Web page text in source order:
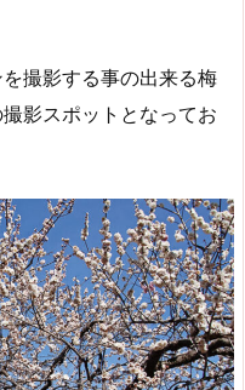
撮影する事の出来る梅
影スポットとなってお